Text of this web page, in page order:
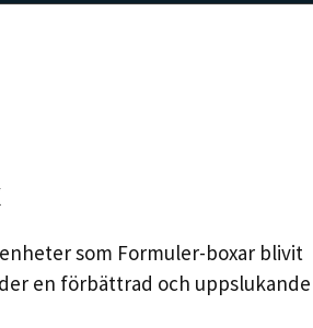
som Formuler-boxar blivit
en förbättrad och uppslukande